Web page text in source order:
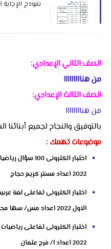
نموذج
الصف الثاني الإعدادي:
من هنااااااااا
الصف الثالث الإعدادي:
من هناااااااا
بالتوفيق والنجاح لجميع أبنائنا
موضوعات تهمك :
اختبار
2022 اعداد مستر كريم حجاج
اختبار الكترونى تفاعلى لغة
الاول 2022 اعداد مس/ سها محمد
اختبار الكترونى تفاعلى
2022 اعداد ا/ فرج عتمان